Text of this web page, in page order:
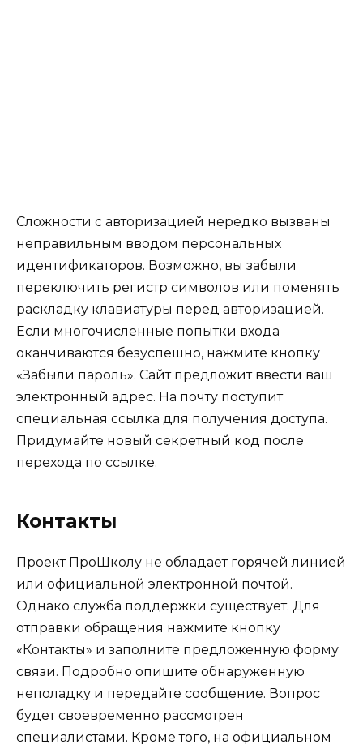
Сложности с авторизацией нередко вызваны
неправильным вводом персональных
идентификаторов. Возможно, вы забыли
переключить регистр символов или поменять
раскладку клавиатуры перед авторизацией.
Если многочисленные попытки входа
оканчиваются безуспешно, нажмите кнопку
«Забыли пароль». Сайт предложит ввести ваш
электронный адрес. На почту поступит
специальная ссылка для получения доступа.
Придумайте новый секретный код после
перехода по ссылке.
Контакты
Проект ПроШколу не обладает горячей линией
или официальной электронной почтой.
Однако служба поддержки существует. Для
отправки обращения нажмите кнопку
«Контакты» и заполните предложенную форму
связи. Подробно опишите обнаруженную
неполадку и передайте сообщение. Вопрос
будет своевременно рассмотрен
специалистами. Кроме того, на официальном